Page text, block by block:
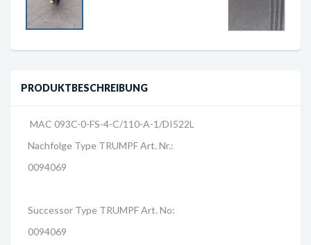
PRODUKTBESCHREIBUNG
MAC 093C-0-FS-4-C/110-A-1/DI522L
Nachfolge Type TRUMPF Art. Nr.:
0094069
Successor Type TRUMPF Art. No:
0094069